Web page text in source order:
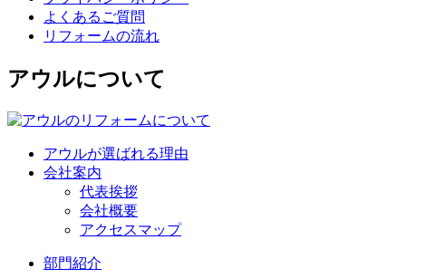
よくあるご質問
リフォームの流れ
アウルについて
アウルが選ばれる理由
会社案内
代表挨拶
会社概要
アクセスマップ
部門紹介